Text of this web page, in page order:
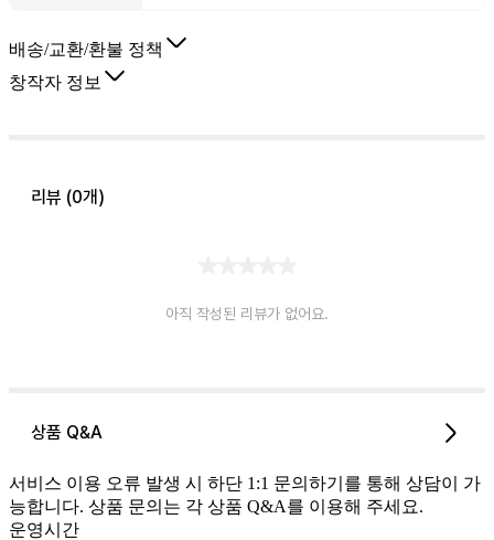
배송/교환/환불 정책
창작자 정보
리뷰 (0개)
아직 작성된 리뷰가 없어요.
상품 Q&A
서비스 이용 오류 발생 시 하단 1:1 문의하기를 통해 상담이 가
능합니다. 상품 문의는 각 상품 Q&A를 이용해 주세요.
운영시간